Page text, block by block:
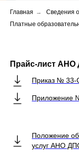
Главная → Сведения
Платные
Прайс-лист
Приказ № 33-
Приложение
Положение
услуг АНО